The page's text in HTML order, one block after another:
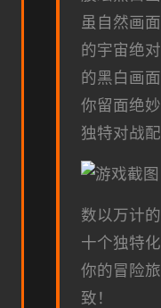
虽自然画
的宇宙绝
的黑白画
你留面绝妙
独特对战
数以万计
十个独特
你的冒险
致！